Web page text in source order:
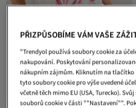
Bianco Lucci
Dámské vzorované
tričko z česané bavlny 40861013
(191)
Nejnižší cena za 30 dní
Doprava zdarma nad 500 Kč
Nejnižší cena za 30 dní
329Kč
PŘIZPŮSOBÍME VÁM VAŠE
"Trendyol používá soubory cookie za
nakupování. Poskytování
nákupním zájmům. Kliknutím na
tyto soubory cookie pro výše uvedené
včetně těch mimo EU (USA, Turecko).
souborů cookie v části ""Nastavení"".